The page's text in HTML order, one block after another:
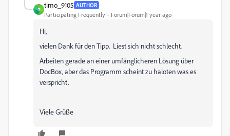
T
timo_9105 AUTHOR
Participating Frequently Forum|Forum|1 year ago
Hi,
vielen Dank für den Tipp. Liest sich nicht schlecht.
Arbeiten gerade an einer umfänglicheren Lösung über
DocBox, aber das Programm scheint zu haloten was es
verspricht.
Viele Grüße